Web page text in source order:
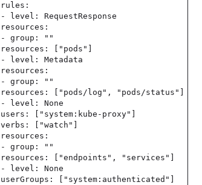
rules:
- level: RequestResponse
resources:
- group: ""
resources: ["pods"]
- level: Metadata
resources:
- group: ""
resources: ["pods/log", "pods/status"]
- level: None
users: ["system:kube-proxy"]
verbs: ["watch"]
resources:
- group: ""
resources: ["endpoints", "services"]
- level: None
userGroups: ["system:authenticated"]